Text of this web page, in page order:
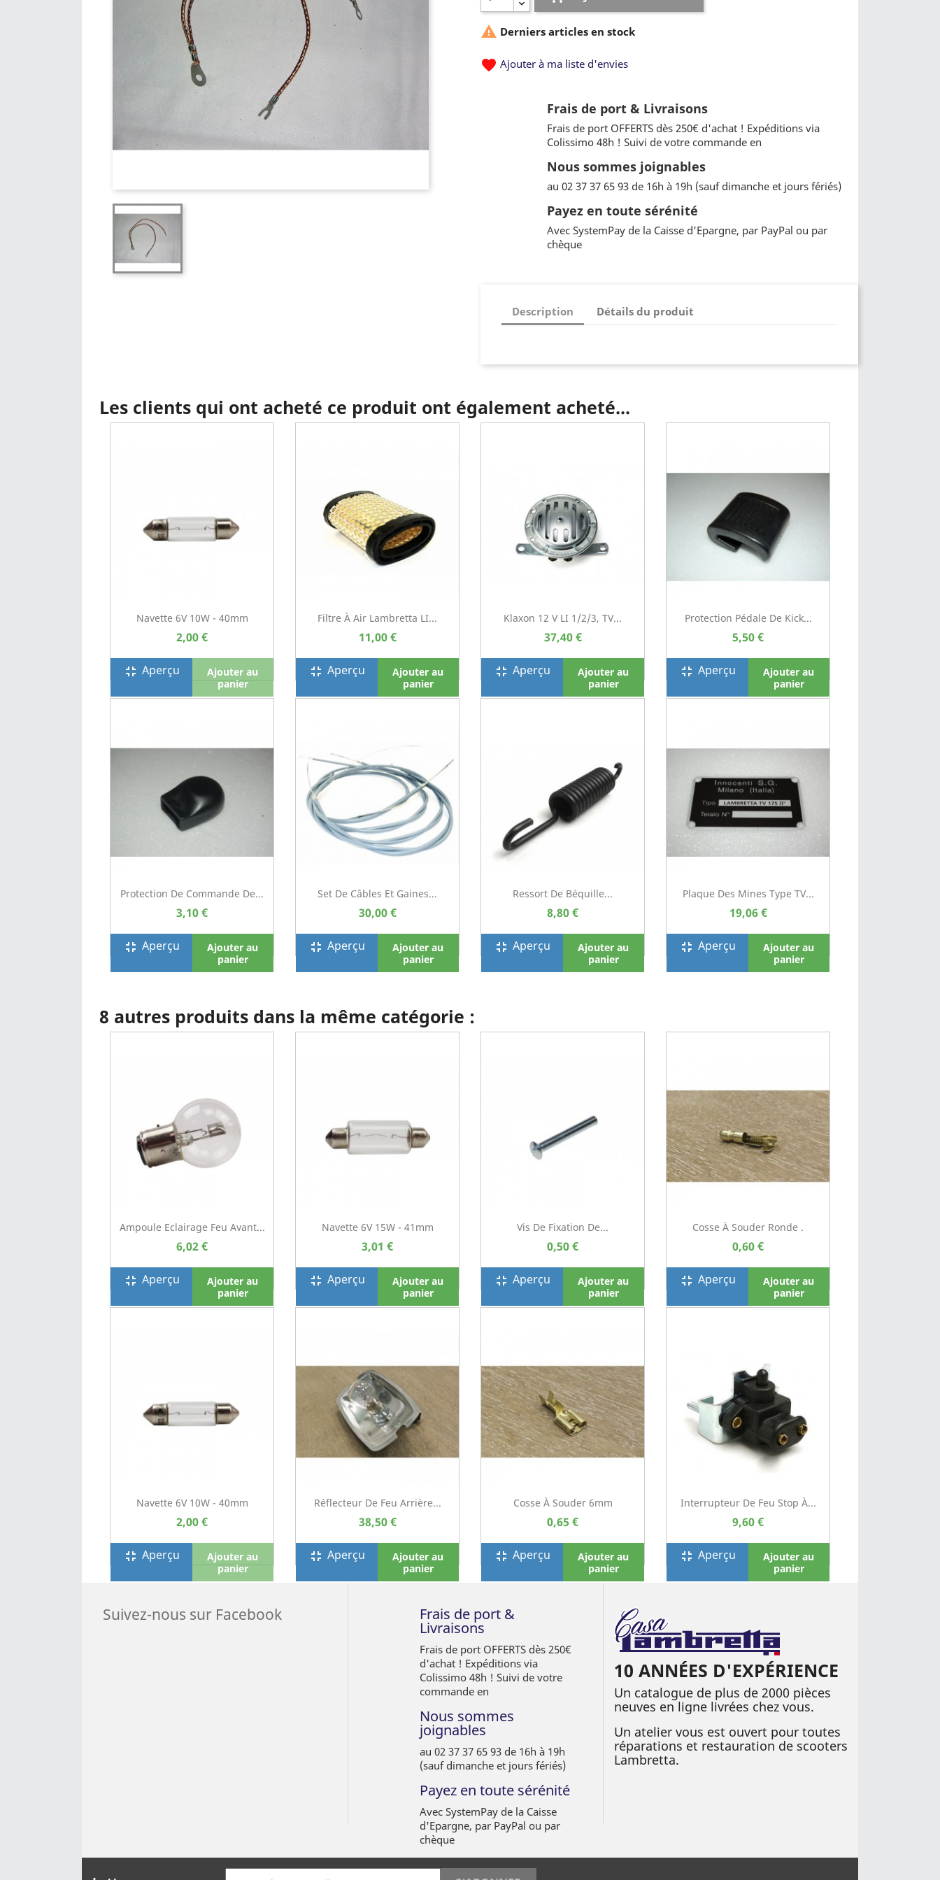
 Derniers articles en stock
favorite Ajouter à ma liste d'envies
Frais de port & Livraisons
Frais de port OFFERTS dès 250€ d'achat ! Expéditions via
Colissimo 48h ! Suivi de votre commande en
Nous sommes joignables
au 02 37 37 65 93 de 16h à 19h (sauf dimanche et jours fériés)
Payez en toute sérénité
Avec SystemPay de la Caisse d'Epargne, par PayPal ou par
chèque
Description Détails du produit
Les clients qui ont acheté ce produit ont également acheté...
Navette 6V 10W - 40mm
2,00 €
fullscreen_exit Aperçu
Ajouter au
panier
Filtre À Air Lambretta LI...
11,00 €
fullscreen_exit Aperçu
Ajouter au
panier
Klaxon 12 V LI 1/2/3, TV...
37,40 €
fullscreen_exit Aperçu
Ajouter au
panier
Protection Pédale De Kick...
5,50 €
fullscreen_exit Aperçu
Ajouter au
panier
Protection De Commande De...
3,10 €
fullscreen_exit Aperçu
Ajouter au
panier
Set De Câbles Et Gaines...
30,00 €
fullscreen_exit Aperçu
Ajouter au
panier
Ressort De Béquille...
8,80 €
fullscreen_exit Aperçu
Ajouter au
panier
Plaque Des Mines Type TV...
19,06 €
fullscreen_exit Aperçu
Ajouter au
panier
8 autres produits dans la même catégorie :
Ampoule Eclairage Feu Avant...
6,02 €
fullscreen_exit Aperçu
Ajouter au
panier
Navette 6V 15W - 41mm
3,01 €
fullscreen_exit Aperçu
Ajouter au
panier
Vis De Fixation De...
0,50 €
fullscreen_exit Aperçu
Ajouter au
panier
Cosse À Souder Ronde .
0,60 €
fullscreen_exit Aperçu
Ajouter au
panier
Navette 6V 10W - 40mm
2,00 €
fullscreen_exit Aperçu
Ajouter au
panier
Réflecteur De Feu Arrière...
38,50 €
fullscreen_exit Aperçu
Ajouter au
panier
Cosse À Souder 6mm
0,65 €
fullscreen_exit Aperçu
Ajouter au
panier
Interrupteur De Feu Stop À...
9,60 €
fullscreen_exit Aperçu
Ajouter au
panier
Suivez-nous sur Facebook Frais de port &
Livraisons
Frais de port OFFERTS dès 250€
d'achat ! Expéditions via
Colissimo 48h ! Suivi de votre
commande en
Nous sommes
joignables
au 02 37 37 65 93 de 16h à 19h
(sauf dimanche et jours fériés)
Payez en toute sérénité
Avec SystemPay de la Caisse
d'Epargne, par PayPal ou par
chèque
10 ANNÉES D'EXPÉRIENCE
Un catalogue de plus de 2000 pièces
neuves en ligne livrées chez vous.
Un atelier vous est ouvert pour toutes
réparations et restauration de scooters
Lambretta.